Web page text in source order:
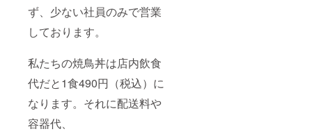
ず、少ない社員のみで営業
しております。
私たちの焼鳥丼は店内飲食
代だと1食490円（税込）に
なります。それに配送料や
容器代、